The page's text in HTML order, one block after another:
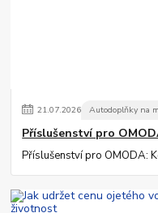
21.07.2026 Autodoplňky na
Příslušenství pro
Příslušenství pro OMODA: